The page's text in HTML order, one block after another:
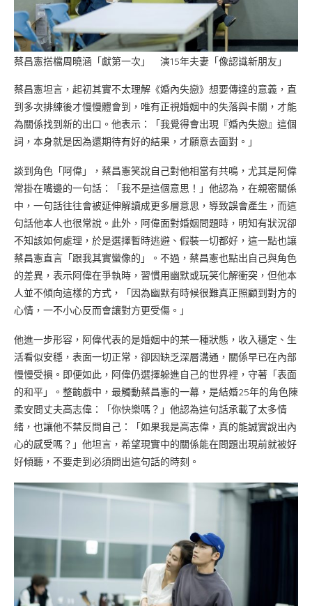
蔡昌憲搭檔周曉涵「獻第一次」 演15年夫妻「像認識新朋友」
蔡昌憲坦言，起初其實不太理解《婚內失戀》想要傳達的意義，直
到多次排練後才慢慢體會到，唯有正視婚姻中的失落與卡關，才能
為關係找到新的出口。他表示：「我覺得會出現『婚內失戀』這個
詞，本身就是因為還期待有好的結果，才願意去面對。」
談到角色「阿偉」，蔡昌憲笑說自己對他相當有共鳴，尤其是阿偉
常掛在嘴邊的一句話：「我不是這個意思！」他認為，在親密關係
中，一句話往往會被延伸解讀成更多層意思，導致誤會產生，而這
句話他本人也很常說。此外，阿偉面對婚姻問題時，明知有狀況卻
不知該如何處理，於是選擇暫時逃避、假裝一切都好，這一點也讓
蔡昌憲直言「跟我其實蠻像的」。不過，蔡昌憲也點出自己與角色
的差異，表示阿偉在爭執時，習慣用幽默或玩笑化解衝突，但他本
人並不傾向這樣的方式，「因為幽默有時候很難真正照顧到對方的
心情，一不小心反而會讓對方更受傷。」
他進一步形容，阿偉代表的是婚姻中的某一種狀態，收入穩定、生
活看似安穩，表面一切正常，卻因缺乏深層溝通，關係早已在內部
慢慢受損。即便如此，阿偉仍選擇躲進自己的世界裡，守著「表面
的和平」。整齣戲中，最觸動蔡昌憲的一幕，是結婚25年的角色陳
柔安問丈夫高志偉：「你快樂嗎？」他認為這句話承載了太多情
緒，也讓他不禁反問自己：「如果我是高志偉，真的能誠實說出內
心的感受嗎？」他坦言，希望現實中的關係能在問題出現前就被好
好傾聽，不要走到必須問出這句話的時刻。